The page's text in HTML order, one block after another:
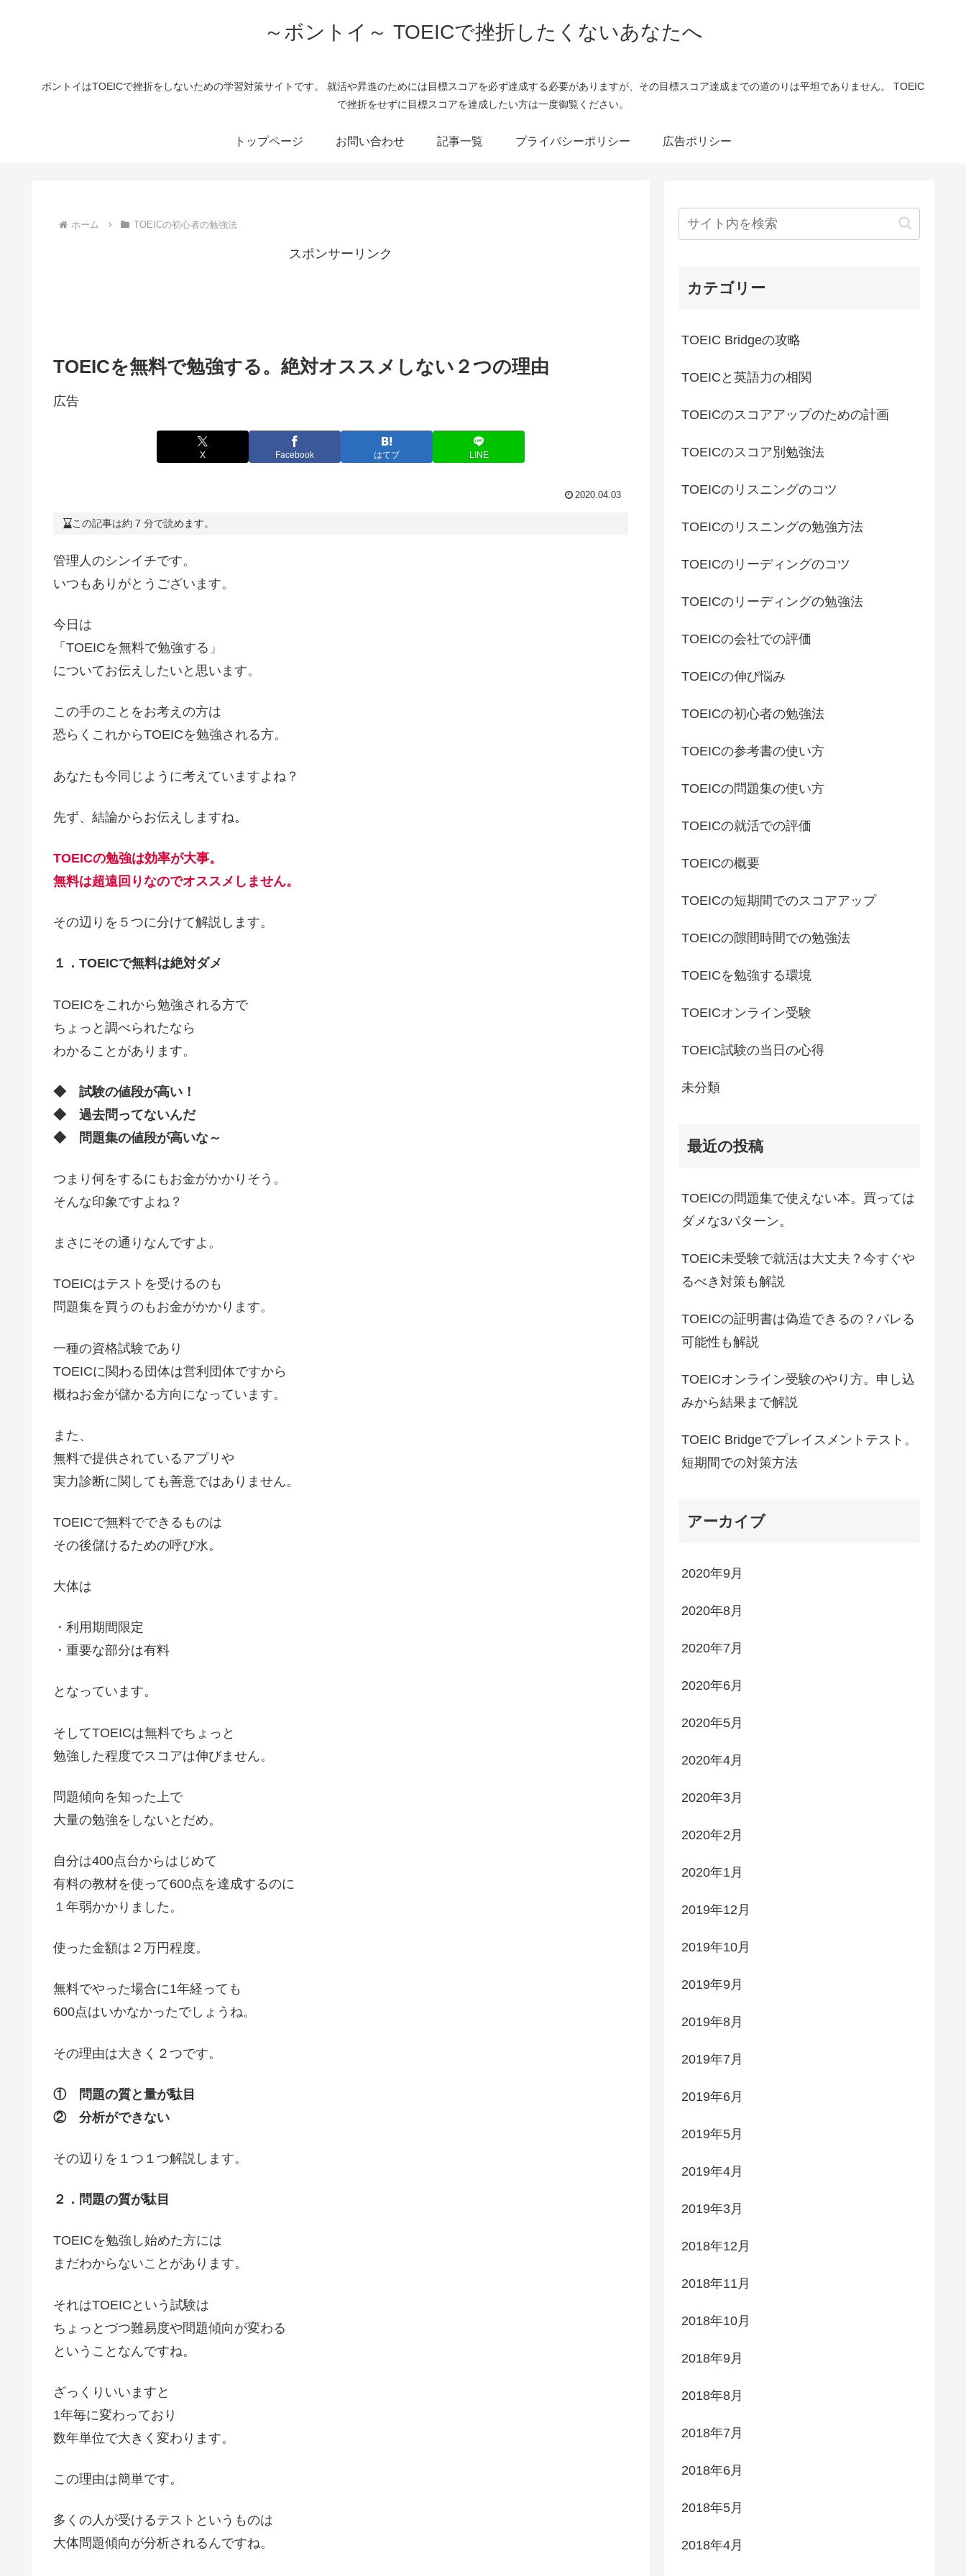
～ボントイ～ TOEICで挫折したくないあなたへ
ボントイはTOEICで挫折をしないための学習対策サイトです。 就活や昇進のためには目標スコアを必ず達成する必要がありますが、その目標スコア達成までの道のりは平坦でありません。 TOEIC
で挫折をせずに目標スコアを達成したい方は一度御覧ください。
トップページ お問い合わせ 記事一覧 プライバシーポリシー 広告ポリシー
ホーム TOEICの初心者の勉強法
スポンサーリンク
TOEICを無料で勉強する。絶対オススメしない２つの理由
広告
X Facebook はてブ LINE
2020.04.03
この記事は約 7 分で読めます。
管理人のシンイチです。
いつもありがとうございます。
今日は
「TOEICを無料で勉強する」
についてお伝えしたいと思います。
この手のことをお考えの方は
恐らくこれからTOEICを勉強される方。
あなたも今同じように考えていますよね？
先ず、結論からお伝えしますね。
TOEICの勉強は効率が大事。
無料は超遠回りなのでオススメしません。
その辺りを５つに分けて解説します。
１．TOEICで無料は絶対ダメ
TOEICをこれから勉強される方で
ちょっと調べられたなら
わかることがあります。
◆ 試験の値段が高い！
◆ 過去問ってないんだ
◆ 問題集の値段が高いな～
つまり何をするにもお金がかかりそう。
そんな印象ですよね？
まさにその通りなんですよ。
TOEICはテストを受けるのも
問題集を買うのもお金がかかります。
一種の資格試験であり
TOEICに関わる団体は営利団体ですから
概ねお金が儲かる方向になっています。
また、
無料で提供されているアプリや
実力診断に関しても善意ではありません。
TOEICで無料でできるものは
その後儲けるための呼び水。
大体は
・利用期間限定
・重要な部分は有料
となっています。
そしてTOEICは無料でちょっと
勉強した程度でスコアは伸びません。
問題傾向を知った上で
大量の勉強をしないとだめ。
自分は400点台からはじめて
有料の教材を使って600点を達成するのに
１年弱かかりました。
使った金額は２万円程度。
無料でやった場合に1年経っても
600点はいかなかったでしょうね。
その理由は大きく２つです。
① 問題の質と量が駄目
② 分析ができない
その辺りを１つ１つ解説します。
２．問題の質が駄目
TOEICを勉強し始めた方には
まだわからないことがあります。
それはTOEICという試験は
ちょっとづつ難易度や問題傾向が変わる
ということなんですね。
ざっくりいいますと
1年毎に変わっており
数年単位で大きく変わります。
この理由は簡単です。
多くの人が受けるテストというものは
大体問題傾向が分析されるんですね。
カテゴリー
TOEIC Bridgeの攻略
TOEICと英語力の相関
TOEICのスコアアップのための計画
TOEICのスコア別勉強法
TOEICのリスニングのコツ
TOEICのリスニングの勉強方法
TOEICのリーディングのコツ
TOEICのリーディングの勉強法
TOEICの会社での評価
TOEICの伸び悩み
TOEICの初心者の勉強法
TOEICの参考書の使い方
TOEICの問題集の使い方
TOEICの就活での評価
TOEICの概要
TOEICの短期間でのスコアアップ
TOEICの隙間時間での勉強法
TOEICを勉強する環境
TOEICオンライン受験
TOEIC試験の当日の心得
未分類
最近の投稿
TOEICの問題集で使えない本。買っては
ダメな3パターン。
TOEIC未受験で就活は大丈夫？今すぐや
るべき対策も解説
TOEICの証明書は偽造できるの？バレる
可能性も解説
TOEICオンライン受験のやり方。申し込
みから結果まで解説
TOEIC Bridgeでプレイスメントテスト。
短期間での対策方法
アーカイブ
2020年9月
2020年8月
2020年7月
2020年6月
2020年5月
2020年4月
2020年3月
2020年2月
2020年1月
2019年12月
2019年10月
2019年9月
2019年8月
2019年7月
2019年6月
2019年5月
2019年4月
2019年3月
2018年12月
2018年11月
2018年10月
2018年9月
2018年8月
2018年7月
2018年6月
2018年5月
2018年4月